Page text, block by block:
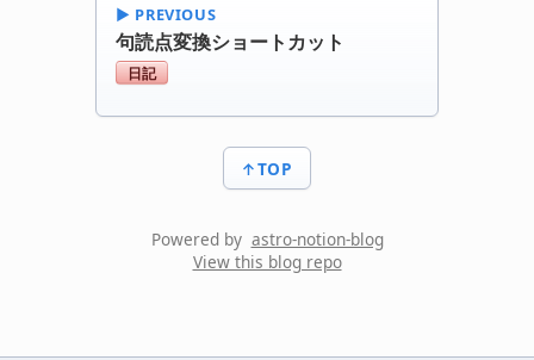
▶︎ PREVIOUS
句読点変換ショートカット
日記
↑TOP
Powered by astro-notion-blog
View this blog repo